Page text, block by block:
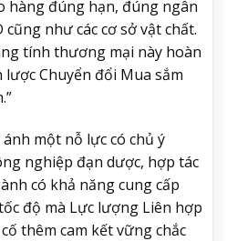
hàng đúng hạn, đúng ngân
như các cơ sở vật chất.
tính thương mại này hoàn
Chuyển đổi Mua sắm
một nỗ lực có chủ ý
nghiệp đạn dược, hợp tác
có khả năng cung cấp
độ mà Lực lượng Liên hợp
thêm cam kết vững chắc